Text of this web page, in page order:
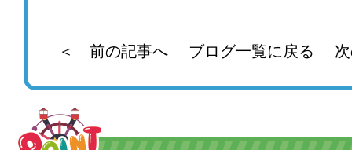
＜ 前の記事へ ブログ一覧に戻る